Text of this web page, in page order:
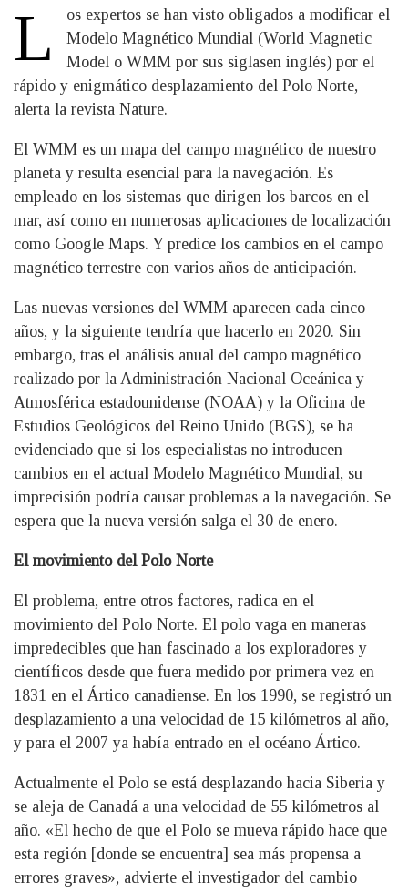
L
os expertos se han visto obligados a modificar el
Modelo Magnético Mundial (World Magnetic
Model o WMM por sus siglasen inglés) por el
rápido y enigmático desplazamiento del Polo Norte,
alerta la revista Nature.
El WMM es un mapa del campo magnético de nuestro
planeta y resulta esencial para la navegación. Es
empleado en los sistemas que dirigen los barcos en el
mar, así como en numerosas aplicaciones de localización
como Google Maps. Y predice los cambios en el campo
magnético terrestre con varios años de anticipación.
Las nuevas versiones del WMM aparecen cada cinco
años, y la siguiente tendría que hacerlo en 2020. Sin
embargo, tras el análisis anual del campo magnético
realizado por la Administración Nacional Oceánica y
Atmosférica estadounidense (NOAA) y la Oficina de
Estudios Geológicos del Reino Unido (BGS), se ha
evidenciado que si los especialistas no introducen
cambios en el actual Modelo Magnético Mundial, su
imprecisión podría causar problemas a la navegación. Se
espera que la nueva versión salga el 30 de enero.
El movimiento del Polo Norte
El problema, entre otros factores, radica en el
movimiento del Polo Norte. El polo vaga en maneras
impredecibles que han fascinado a los exploradores y
científicos desde que fuera medido por primera vez en
1831 en el Ártico canadiense. En los 1990, se registró un
desplazamiento a una velocidad de 15 kilómetros al año,
y para el 2007 ya había entrado en el océano Ártico.
Actualmente el Polo se está desplazando hacia Siberia y
se aleja de Canadá a una velocidad de 55 kilómetros al
año. «El hecho de que el Polo se mueva rápido hace que
esta región [donde se encuentra] sea más propensa a
errores graves», advierte el investigador del cambio